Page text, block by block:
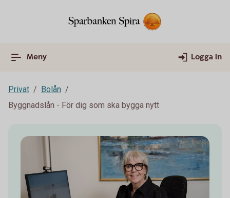
Meny Logga in
Privat
Bolån
Byggnadslån - För dig som ska bygga nytt